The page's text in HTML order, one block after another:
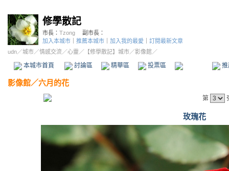
修學散記
市長： Tzong
副市長：
加入本城市
推薦本城市 加入我的最愛
訂閱最新文章
udn／城市／情感交流／心靈 ／ 【修學散記】城市／影像館／
本城市首頁 討論區 精華區 投票區 影像館
影像館／六月的花
第
玫瑰花